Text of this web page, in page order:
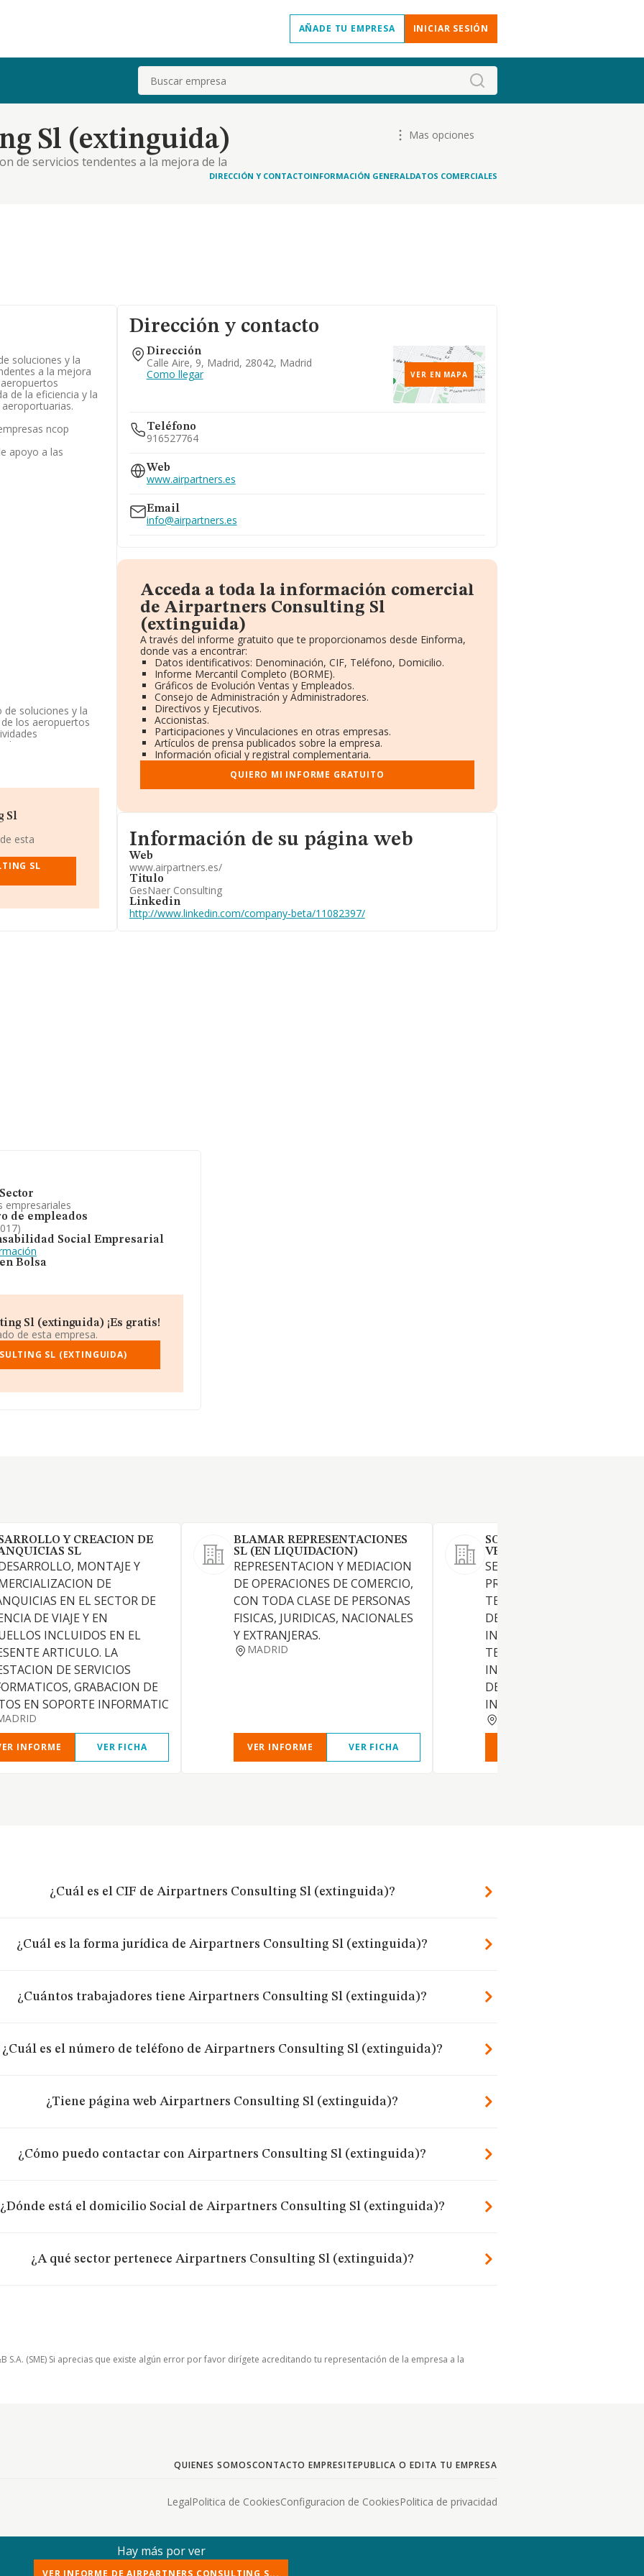
AÑADE TU EMPRESA INICIAR SESIÓN
Buscar
Sl (extinguida)
de servicios tendentes a la mejora de la
de la eficiencia y la eficacia de las
Mas opciones
DIRECCIÓN Y CONTACTOINFORMACIÓN GENERALDATOS COMERCIALES
soluciones y la
a la mejora
de la eficiencia y la
ncop
apoyo a las
soluciones y la
los aeropuertos
Su CNAE
n.c.o.p.'.
. Para saber
tiene
Madrid.
empresas, en el
euros y en 2017
los 515 mil
5.860 millones de
Sl
esta
SL
Dirección y contacto
Dirección
Calle Aire, 9, Madrid, 28042, Madrid
Como llegar
VER EN MAPA
Teléfono
916527764
Web
www.airpartners.es
Email
info@airpartners.es
Acceda a toda la información comercial
de Airpartners Consulting Sl
(extinguida)
A través del informe gratuito que te proporcionamos desde Einforma,
donde vas a encontrar:
Datos identificativos: Denominación, CIF, Teléfono, Domicilio.
Informe Mercantil Completo (BORME).
Gráficos de Evolución Ventas y Empleados.
Consejo de Administración y Administradores.
Directivos y Ejecutivos.
Accionistas.
Participaciones y Vinculaciones en otras empresas.
Artículos de prensa publicados sobre la empresa.
Información oficial y registral complementaria.
QUIERO MI INFORME GRATUITO
Informacion de su página web
Información de su página web
Web
www.airpartners.es/
Titulo
GesNaer Consulting
Linkedin
http://www.linkedin.com/company-beta/11082397/
empresariales
de empleados
Social Empresarial
Bolsa
Sl (extinguida) ¡Es gratis!
de esta empresa.
SL (EXTINGUIDA)
Y CREACION DE
SL
MONTAJE Y
DE
EN EL SECTOR DE
DE VIAJE Y EN
INCLUIDOS EN EL
ARTICULO. LA
DE SERVICIOS
GRABACION DE
EN SOPORTE INFORMATIC
INFORME VER FICHA
BLAMAR REPRESENTACIONES
SL (EN LIQUIDACION)
REPRESENTACION Y MEDIACION
DE OPERACIONES DE COMERCIO,
CON TODA CLASE DE PERSONAS
FISICAS, JURIDICAS, NACIONALES
Y EXTRANJERAS.
MADRID
VER INFORME VER FICHA
SOREL INVESTMENTS &
VENTURES SL
SERVICIOS DE TELEMATICA Y
PROMOCION DE NUEVAS
TECNOLOGIAS EN LOS
DE CONSULTORIA DE
INFORMATICA, TELEMATICA,
TELECOMUNICACIONES E
INTERNET, ASIMISMO
DEDICARSE A LA DIFUSION,
INVERSIONES, ESTUDIOS,
¿Cuál es el CIF de Airpartners Consulting Sl (extinguida)?
¿Cuál es la forma jurídica de Airpartners Consulting Sl (extinguida)?
¿Cuántos trabajadores tiene Airpartners Consulting Sl (extinguida)?
¿Cuál es el número de teléfono de Airpartners Consulting Sl (extinguida)?
¿Tiene página web Airpartners Consulting Sl (extinguida)?
¿Cómo puedo contactar con Airpartners Consulting Sl (extinguida)?
¿Dónde está el domicilio Social de Airpartners Consulting Sl (extinguida)?
¿A qué sector pertenece Airpartners Consulting Sl (extinguida)?
(SME) Si aprecias que existe algún error por favor dirígete acreditando tu representación de la empresa a la
QUIENES SOMOSCONTACTO EMPRESITEPUBLICA O EDITA TU EMPRESA
LegalPolitica de CookiesConfiguracion de CookiesPolitica de privacidad
Hay más por ver
VER INFORME DE AIRPARTNERS CONSULTING S...